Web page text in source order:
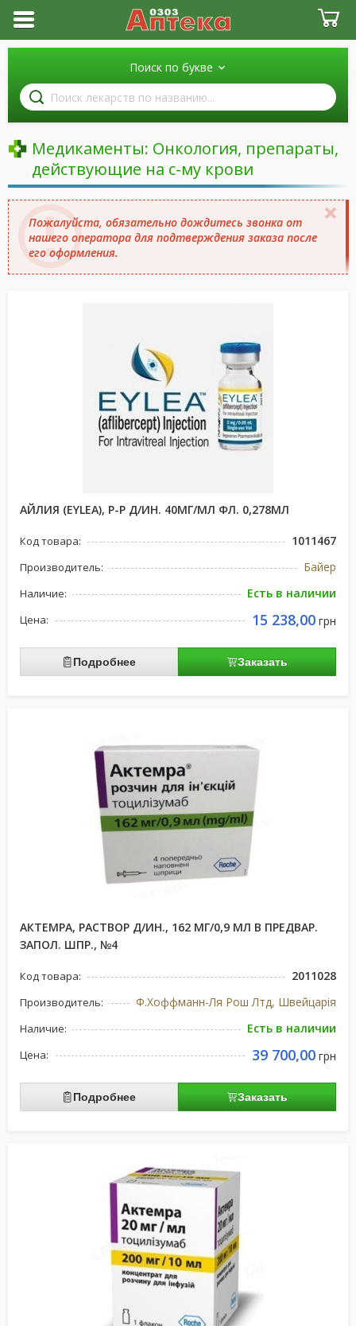
Поиск по букве
Поиск
лекарств
по
Медикаменты: Онкология, препараты,
действующие на с-му крови
Пожалуйста, обязательно дождитесь звонка от
нашего оператора для подтверждения заказа после
его оформления.
АЙЛИЯ (EYLEA), Р-Р Д/ИН. 40МГ/МЛ ФЛ. 0,278МЛ
Код товара: 1011467
Производитель: Байер
Наличие: Есть в наличии
Цена: 15 238,00 грн
Подробнее Заказать
АКТЕМРА, РАСТВОР Д/ИН., 162 МГ/0,9 МЛ В ПРЕДВАР.
ЗАПОЛ. ШПР., №4
Код товара: 2011028
Производитель: Ф.Хоффманн-Ля Рош Лтд, Швейцарія
Наличие: Есть в наличии
Цена: 39 700,00 грн
Подробнее Заказать